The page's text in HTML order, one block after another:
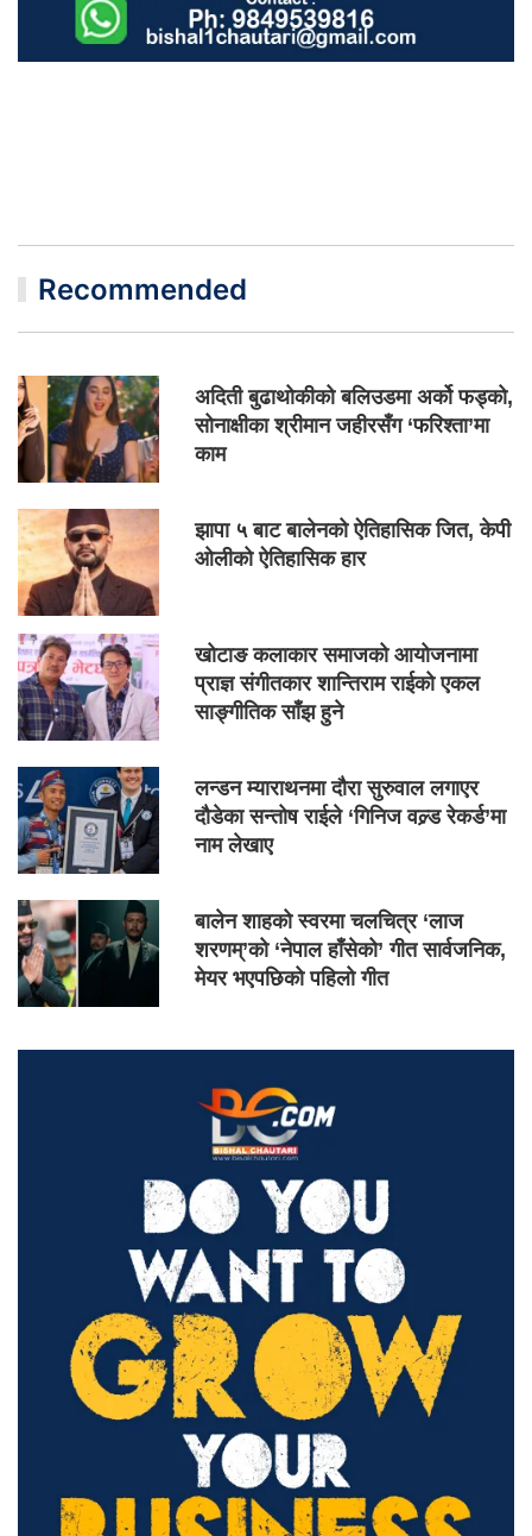
Recommended
अदिती बुढाथोकीको बलिउडमा अर्को फड्को,
सोनाक्षीका श्रीमान जहीरसँग ‘फरिश्ता’मा
काम
झापा ५ बाट बालेनको ऐतिहासिक जित, केपी
ओलीको ऐतिहासिक हार
खोटाङ कलाकार समाजको आयोजनामा
प्राज्ञ संगीतकार शान्तिराम राईको एकल
साङ्गीतिक साँझ हुने
लन्डन म्याराथनमा दौरा सुरुवाल लगाएर
दौडेका सन्तोष राईले ‘गिनिज वल्र्ड रेकर्ड’मा
नाम लेखाए
बालेन शाहको स्वरमा चलचित्र ‘लाज
शरणम्’को ‘नेपाल हाँसेको’ गीत सार्वजनिक,
मेयर भएपछिको पहिलो गीत